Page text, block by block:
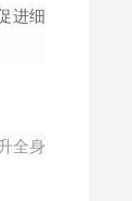
进细
全身